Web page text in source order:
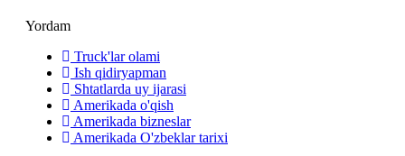
Yordam
Truck'lar olami
Ish qidiryapman
Shtatlarda uy ijarasi
Amerikada o'qish
Amerikada bizneslar
Amerikada O'zbeklar tarixi